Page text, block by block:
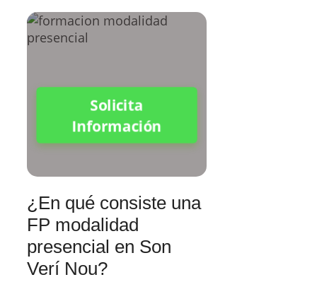
Solicita
Información
¿En qué consiste una
FP modalidad
presencial en Son
Verí Nou?